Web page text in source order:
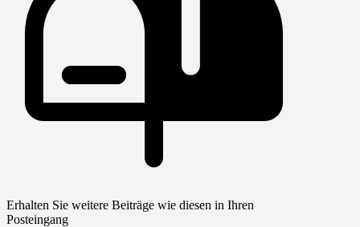
Erhalten Sie weitere Beiträge wie diesen in Ihren
Posteingang